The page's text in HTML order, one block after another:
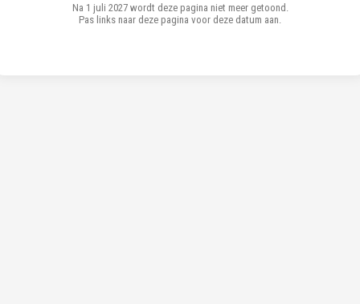
Na 1 juli 2027 wordt deze pagina niet meer getoond.
Pas links naar deze pagina voor deze datum aan.